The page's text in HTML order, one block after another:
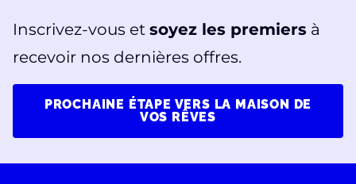
Inscrivez-vous et soyez les premiers à
recevoir nos dernières offres.
PROCHAINE ÉTAPE VERS LA MAISON DE
VOS RÊVES